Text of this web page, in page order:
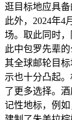
逛目标地应具
此外，2024年4
场。取此同时
此中包罗先辈
其全球邮轮目
示也十分凸起
了更多选择。
记性地标，例